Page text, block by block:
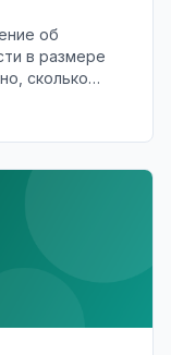
об
в размере
сколько